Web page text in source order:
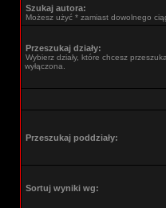
Szukaj autora:
Możesz użyć * zamiast dowolnego
Przeszukaj działy:
Wybierz działy, które chcesz
wyłączona.
Przeszukaj poddziały:
Sortuj wyniki wg: